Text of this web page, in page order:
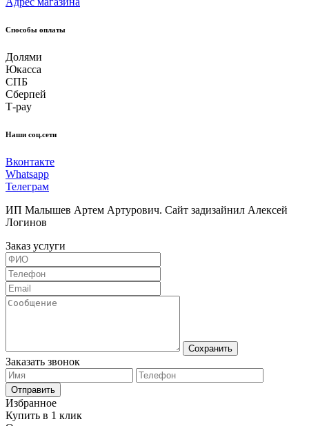
Способы оплаты
Долями
Юкасса
СПБ
Сберпей
Т-pay
Наши соц.сети
Вконтакте
Whatsapp
Телеграм
ИП Малышев Артем Артурович. Сайт задизайнил Алексей
Логинов
Заказ услуги
Сохранить
Заказать звонок
Отправить
Избранное
Купить в 1 клик